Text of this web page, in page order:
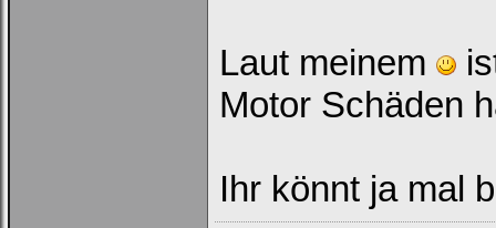
Ich habe mein Passwort
vergessen | Registrieren
Laut meinem
Motor Schäden
Ihr könnt ja mal